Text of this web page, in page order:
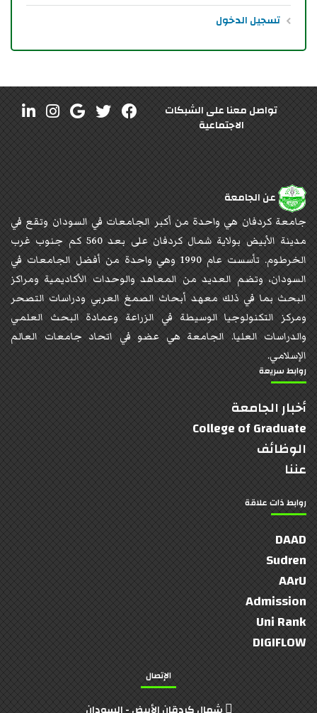
تسجيل الدخول
تواصل معنا على الشبكات
الاجتماعية
عن الجامعة
جامعة كردفان هي واحدة من أكبر الجامعات في السودان وتقع في
مدينة الأبيض بولاية شمال كردفان على بعد 560 كم جنوب غرب
الخرطوم. تأسست عام 1990 وهي واحدة من أفضل الجامعات في
السودان، وتضم العديد من المعاهد والوحدات الأكاديمية ومراكز
البحث بما في ذلك معهد أبحاث الصمغ العربي ودراسات التصحر
ومركز التكنولوجيا الوسيطة في الزراعة وعمادة البحث العلمي
والدراسات العليا. الجامعة هي عضو في اتحاد جامعات العالم
الإسلامي.
روابط سريعة
أخبار الجامعة
College of Graduate
الوظائف
عننا
روابط ذات علاقة
DAAD
Sudren
AArU
Admission
Uni Rank
DIGIFLOW
الإتصال